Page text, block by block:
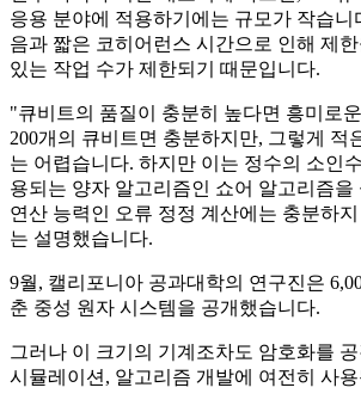
응용 분야에 적용하기에는 규모가 작습니
음과 짧은 코히어런스 시간으로 인해 제
있는 작업 수가 제한되기 때문입니다.
"큐비트의 품질이 충분히 높다면 흥미로
200개의 큐비트면 충분하지만, 그렇게 적
는 어렵습니다. 하지만 이는 정수의 소인
용되는 양자 알고리즘인 쇼어 알고리즘을
연산 능력인 오류 정정 계산에는 충분하
는 설명했습니다.
9월, 캘리포니아 공과대학의 연구진은
춘 중성 원자 시스템을 공개했습니다.
그러나 이 크기의 기계조차도 암호화를
시뮬레이션, 알고리즘 개발에 여전히 사